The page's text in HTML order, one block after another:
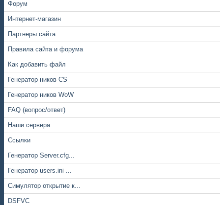
Форум
Интернет-магазин
Партнеры сайта
Правила сайта и форума
Как добавить файл
Генератор ников CS
Генератор ников WoW
FAQ (вопрос/ответ)
Наши сервера
Ссылки
Генератор Server.cfg...
Генератор users.ini ...
Симулятор открытие к...
DSFVC